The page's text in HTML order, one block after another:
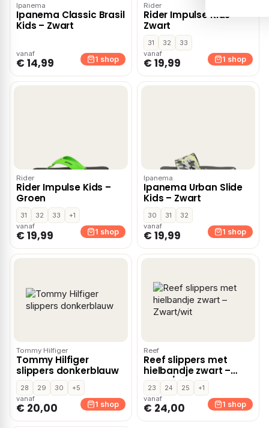
Ipanema
Ipanema Classic Brasil
Kids – Zwart
vanaf
€ 14,99 1 shop
Rider
Rider Impulse Kids –
Zwart
31 32
33
vanaf
€ 19,99 1 shop
Rider
Rider Impulse Kids –
Groen
31 32 33
+1
vanaf
€ 19,99 1 shop
Ipanema
Ipanema Urban Slide
Kids – Zwart
30 31
32
vanaf
€ 19,99 1 shop
Tommy Hilfiger
Tommy Hilfiger
slippers donkerblauw
28 29 30
+5
vanaf
€ 20,00 1 shop
Reef
Reef slippers met
hielbandje zwart –
Zwart/wit
23 24 25
+1
vanaf
€ 24,00 1 shop